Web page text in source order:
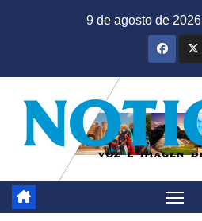
9 de agosto de 2026